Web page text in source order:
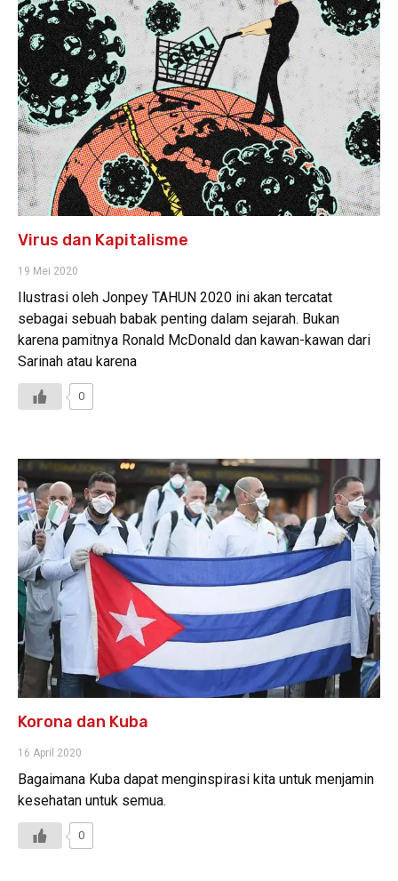
Virus dan Kapitalisme
19 Mei 2020
Ilustrasi oleh Jonpey TAHUN 2020 ini akan tercatat
sebagai sebuah babak penting dalam sejarah. Bukan
karena pamitnya Ronald McDonald dan kawan-kawan dari
Sarinah atau karena
0
Korona dan Kuba
16 April 2020
Bagaimana Kuba dapat menginspirasi kita untuk menjamin
kesehatan untuk semua.
0